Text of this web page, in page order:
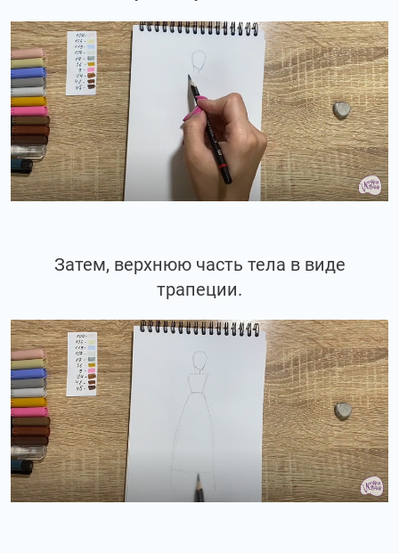
Затем, верхнюю часть тела в виде
трапеции.